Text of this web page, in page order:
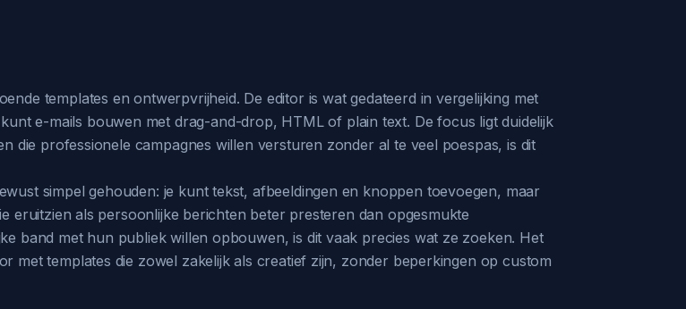
templates en ontwerpvrijheid. De editor is wat gedateerd in vergelijking met
e-mails bouwen met drag-and-drop, HTML of plain text. De focus ligt duidelijk
die professionele campagnes willen versturen zonder al te veel poespas, is dit
simpel gehouden: je kunt tekst, afbeeldingen en knoppen toevoegen, maar
eruitzien als persoonlijke berichten beter presteren dan opgesmukte
band met hun publiek willen opbouwen, is dit vaak precies wat ze zoeken. Het
met templates die zowel zakelijk als creatief zijn, zonder beperkingen op custom